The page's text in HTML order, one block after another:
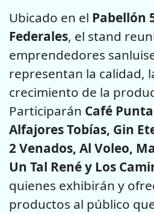
Ubicado en el Pabellón
Federales, el stand
emprendedores
representan la calidad,
crecimiento de la
Participarán Café
Alfajores Tobías, Gin
2 Venados, Al Voleo,
Un Tal René y Los
quienes exhibirán y
productos al público